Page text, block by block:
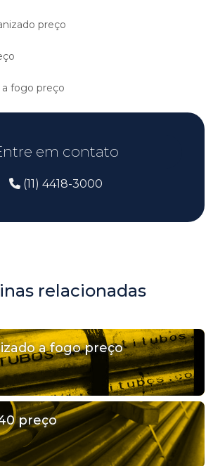
preço
fogo preço
em contato
(11) 4418-3000
relacionadas
a fogo preço
preço